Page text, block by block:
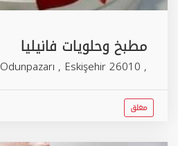
مطبخ وحلويات فانيليا
,
Odunpazarı , Eskişehir26010
مغلق